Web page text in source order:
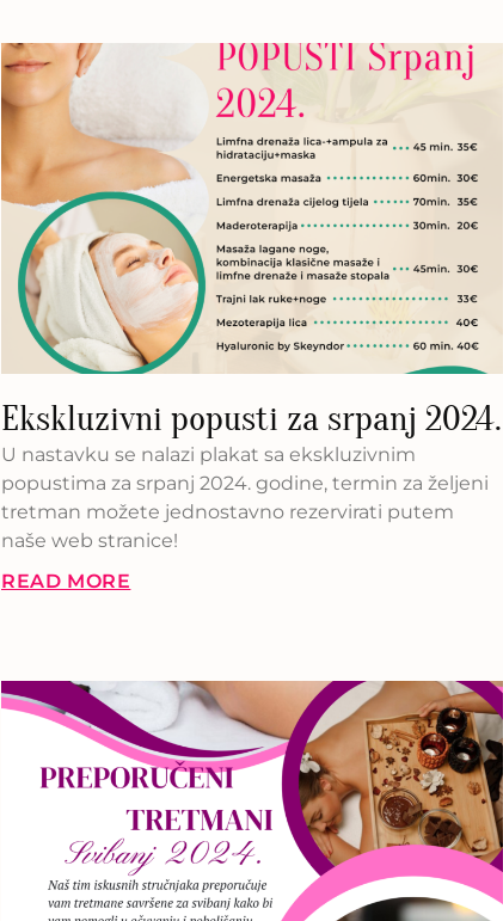
Ekskluzivni popusti za srpanj 2024.
U nastavku se nalazi plakat sa ekskluzivnim
popustima za srpanj 2024. godine, termin za željeni
tretman možete jednostavno rezervirati putem
naše web stranice!
READ MORE